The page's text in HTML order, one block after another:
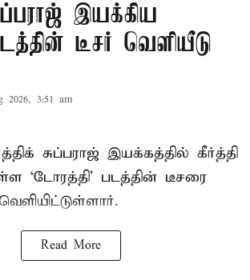
இயக்கிய
டீசர் வெளியீடு
2026, 3:51 am
சுப்பராஜ் இயக்கத்தில் கீர்த்தி
`டோரத்தி' படத்தின் டீசரை
Read More